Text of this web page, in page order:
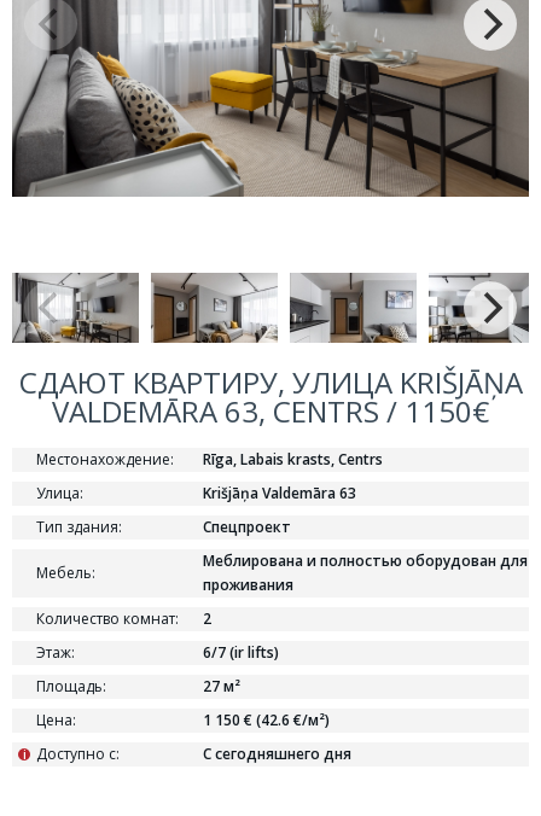
СДАЮТ КВАРТИРУ, УЛИЦА KRIŠJĀŅA
VALDEMĀRA 63, CENTRS / 1150€
Местонахождение:
Rīga, Labais krasts, Centrs
Улица:
Krišjāņa Valdemāra 63
Тип здания:
Спецпроект
Мебель:
Меблирована и полностью оборудован для
проживания
Количество комнат:
2
Этаж:
6/7 (ir lifts)
Площадь:
27 м²
Цена:
1 150 € (42.6 €/м²)
Доступно с:
i С сегодняшнего дня